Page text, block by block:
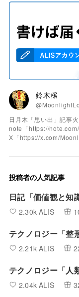
鈴木穣
日月木「思い出」記事
note「https://
X「https://x.com/
投稿者の人気記事
日記「価値観と知
2.30k ALIS
テクノロジー「整
2.21k ALIS
テクノロジー「人
2.04k ALIS